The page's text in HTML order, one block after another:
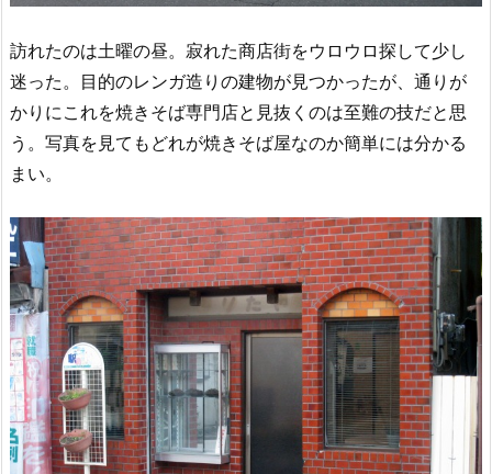
訪れたのは土曜の昼。寂れた商店街をウロウロ探して少し
迷った。目的のレンガ造りの建物が見つかったが、通りが
かりにこれを焼きそば専門店と見抜くのは至難の技だと思
う。写真を見てもどれが焼きそば屋なのか簡単には分かる
まい。